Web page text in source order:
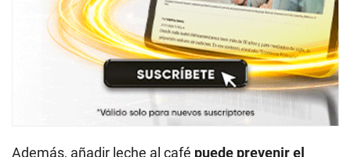
Además, añadir leche al café puede prevenir el